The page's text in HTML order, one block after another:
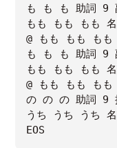
も も も 助詞
もも もも もも
@ もも もも も
も も も 助詞
もも もも もも
@ もも もも も
の の の 助詞
うち うち うち